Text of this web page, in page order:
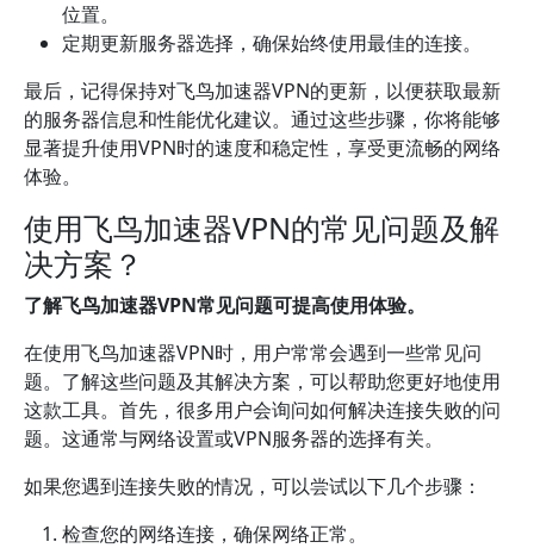
位置。
定期更新服务器选择，确保始终使用最佳的连接。
最后，记得保持对飞鸟加速器VPN的更新，以便获取最新
的服务器信息和性能优化建议。通过这些步骤，你将能够
显著提升使用VPN时的速度和稳定性，享受更流畅的网络
体验。
使用飞鸟加速器VPN的常见问题及解
决方案？
了解飞鸟加速器VPN常见问题可提高使用体验。
在使用飞鸟加速器VPN时，用户常常会遇到一些常见问
题。了解这些问题及其解决方案，可以帮助您更好地使用
这款工具。首先，很多用户会询问如何解决连接失败的问
题。这通常与网络设置或VPN服务器的选择有关。
如果您遇到连接失败的情况，可以尝试以下几个步骤：
检查您的网络连接，确保网络正常。